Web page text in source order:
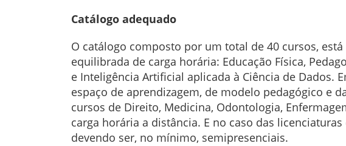
Catálogo adequado
O catálogo composto por um total de 40 cursos,
equilibrada de carga horária: Educação Física,
e Inteligência Artificial aplicada à Ciência de Dados.
espaço de aprendizagem, de modelo pedagógico e
cursos de Direito, Medicina, Odontologia,
carga horária a distância. E no caso das
devendo ser, no mínimo, semipresenciais.